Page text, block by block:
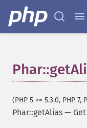
(PHP 5 >= 5.3.0, PHP 7,
Phar::getAlias —